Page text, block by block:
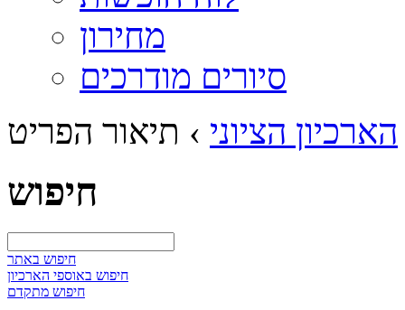
מחירון
סיורים מודרכים
הארכיון הציוני › תיאור הפריט
חיפוש
חיפוש באתר
חיפוש באוספי הארכיון
חיפוש מתקדם